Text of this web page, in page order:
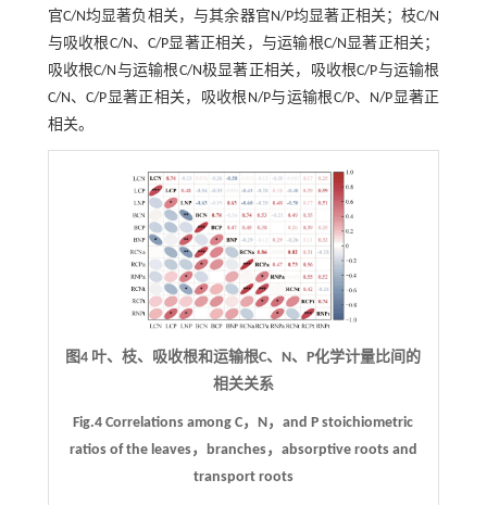
官C/N均显著负相关，与其余器官N/P均显著正相关；枝C/N
与吸收根C/N、C/P显著正相关，与运输根C/N显著正相关；
吸收根C/N与运输根C/N极显著正相关，吸收根C/P与运输根
C/N、C/P显著正相关，吸收根N/P与运输根C/P、N/P显著正
相关。
图4 叶、枝、吸收根和运输根C、N、P化学计量比间的
相关关系
Fig.4 Correlations among C，N，and P stoichiometric
ratios of the leaves，branches，absorptive roots and
transport roots